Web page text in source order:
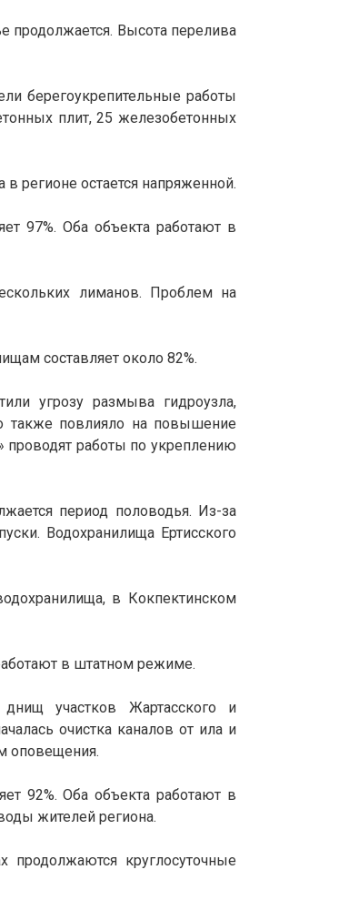
продолжается. Высота перелива
берегоукрепительные работы
плит, 25 железобетонных
регионе остается напряженной.
97%. Оба объекта работают в
лиманов. Проблем на
составляет около 82%.
угрозу размыва гидроузла,
также повлияло на повышение
проводят работы по укреплению
период половодья. Из-за
Водохранилища Ертисского
в Кокпектинском
в штатном режиме.
участков Жартасского и
очистка каналов от ила и
оповещения.
92%. Оба объекта работают в
жителей региона.
круглосуточные